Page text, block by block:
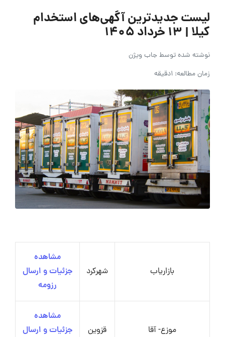
لیست جدیدترین آگهی‌های استخدام
کیلا | ۱۳ خرداد ۱۴۰۵
نوشته شده توسطجاب ویژن
زمان مطالعه: 1دقیقه
بازاریاب شهرکرد
مشاهده
جزئیات و ارسال
رزومه
موزع- آقا قزوین
مشاهده
جزئیات و ارسال